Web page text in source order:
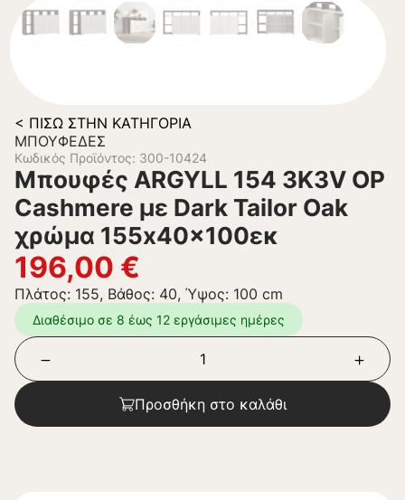
< ΠΊΣΩ ΣΤΗΝ ΚΑΤΗΓΟΡΊΑ
ΜΠΟΥΦΈΔΕΣ
Κωδικός Προϊόντος: 300-10424
Μπουφές ARGYLL 154 3K3V OP
Cashmere με Dark Tailor Oak
χρώμα 155x40x100εκ
196,00 €
Πλάτος: 155, Βάθος: 40, Ύψος: 100 cm
Διαθέσιμο σε 8 έως 12 εργάσιμες ημέρες
Προσθήκη στο καλάθι